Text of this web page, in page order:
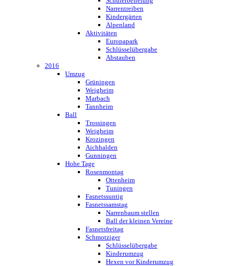
Narrentreiben
Kindergärten
Alpenland
Aktivitäten
Europapark
Schlüsselübergabe
Abstauben
2016
Umzug
Grüningen
Weigheim
Marbach
Tannheim
Ball
Trossingen
Weigheim
Krozingen
Aichhalden
Gunningen
Hohe Tage
Rosenmontag
Ottenheim
Tuningen
Fasnetssuntig
Fasnetssamstag
Narrenbaum stellen
Ball der kleinen Vereine
Fasnetsfreitag
Schmotziger
Schlüsselübergabe
Kinderumzug
Hexen vor Kinderumzug